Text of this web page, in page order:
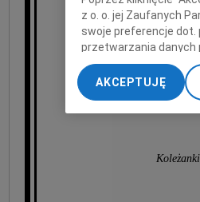
z o. o. jej Zaufanych
swoje preferencje dot.
przetwarzania danych
„Ustawienia
My, nasi Zaufani
dokładnych danych
Przechowywanie
AKCEPTUJĘ